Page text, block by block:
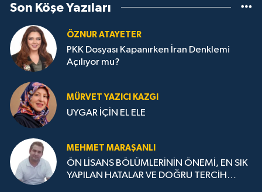
Son Köşe Yazıları
ÖZNUR ATAYETER
PKK Dosyası Kapanırken İran Denklemi
Açılıyor mu?
MÜRVET YAZICI KAZGI
UYGAR İÇİN EL ELE
MEHMET MARAŞANLI
ÖN LİSANS BÖLÜMLERİNİN ÖNEMİ, EN SIK
YAPILAN HATALAR VE DOĞRU TERCİH